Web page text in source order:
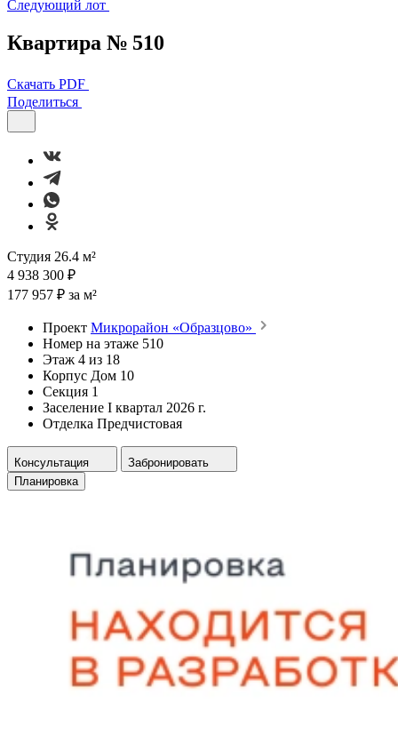
Следующий лот
Квартира № 510
Скачать PDF
Поделиться
Студия 26.4 м²
4 938 300 ₽
177 957 ₽ за м²
Проект Микрорайон «Образцово»
Номер на этаже 510
Этаж 4 из 18
Корпус Дом 10
Секция 1
Заселение I квартал 2026 г.
Отделка Предчистовая
Консультация
Забронировать
Планировка